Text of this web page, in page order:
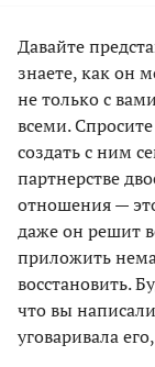
Давайте
знаете, как он
не только с
всеми.
создать с ним
партнерстве
отношения —
даже он решит
приложить
восстановить.
что вы
уговаривала